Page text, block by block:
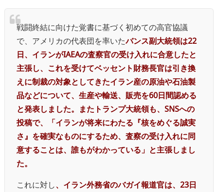
戦闘終結に向けた覚書に基づく初めての高官協議
で、アメリカの代表団を率いたバンス副大統領は22
日、イランがIAEAの査察官の受け入れに合意したと
主張し、これを受けてベッセント財務長官は引き換
えに制裁の対象としてきたイラン産の原油や石油製
品などについて、生産や輸送、販売を60日間認める
と発表しました。またトランプ大統領も、SNSへの
投稿で、「イランが将来にわたる『核をめぐる誠実
さ』を確実なものにするため、査察の受け入れに同
意することは、誰もがわかっている」と主張しまし
た。
これに対し、イラン外務省のバガイ報道官は、23日